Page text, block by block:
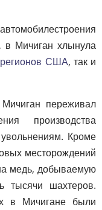
в Мичиган хлынула
регионов США, так и
переживал
производства
Кроме
месторождений
медь, добываемую
тысячи шахтеров.
в Мичигане были